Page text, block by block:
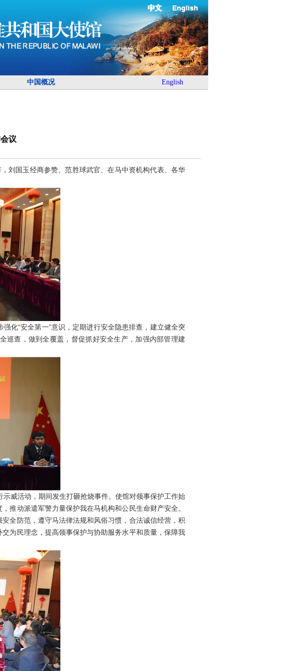
English
中文
中国概况 English
议
国玉经商参赞、范胜球武官、在马中资机构代表、各华
“安全第一”意识，定期进行安全隐患排查，建立健全突
巡查，做到全覆盖，督促抓好安全生产，加强内部管理建
威活动，期间发生打砸抢烧事件。使馆对领事保护工作始
推动派遣军警力量保护我在马机构和公民生命财产安全。
全防范，遵守马法律法规和风俗习惯，合法诚信经营，积
为民理念，提高领事保护与协助服务水平和质量，保障我